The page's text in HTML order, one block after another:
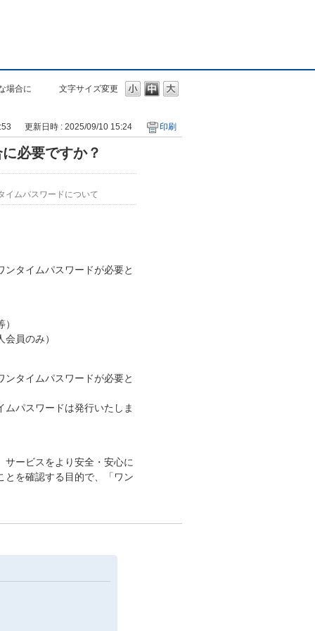
文字サイズ変更
場合に
更新日時 : 2025/09/10 15:24 印刷
必要ですか？
イムパスワードについて
タイムパスワードが必要と
員のみ）
タイムパスワードが必要と
パスワードは発行いたしま
ービスをより安全・安心に
とを確認する目的で、「ワン